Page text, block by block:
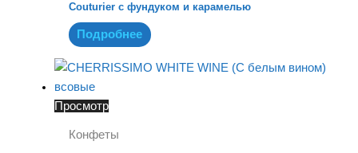
Couturier с фундуком и карамелью
Подробнее
Просмотр
Конфеты